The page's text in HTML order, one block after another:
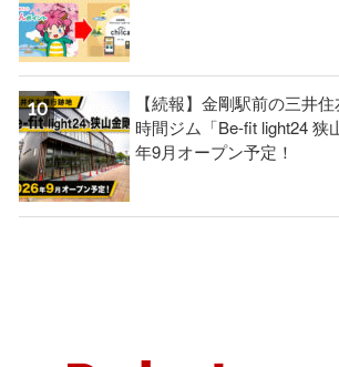
【続報】金剛駅前の三井
時間ジム「Be-fit light24 狭
年9月オープン予定！